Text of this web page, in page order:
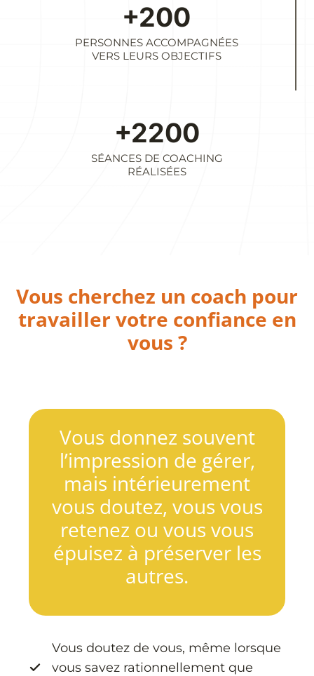
+200
PERSONNES ACCOMPAGNÉES
VERS LEURS OBJECTIFS
+2200
SÉANCES DE COACHING
RÉALISÉES
Vous cherchez un coach pour
travailler votre confiance en
vous ?
Vous donnez souvent
l’impression de gérer,
mais intérieurement
vous doutez, vous vous
retenez ou vous vous
épuisez à préserver les
autres.
Vous doutez de vous, même lorsque
vous savez rationnellement que